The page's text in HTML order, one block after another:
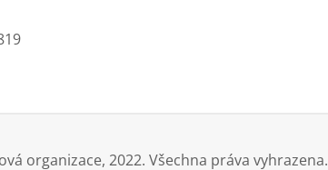
organizace, 2022. Všechna práva vyhrazena.